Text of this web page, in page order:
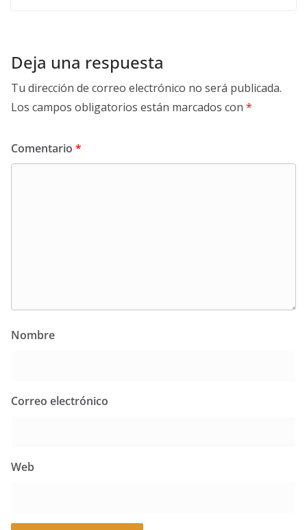
Deja una respuesta
Tu dirección de correo electrónico no será publicada.
Los campos obligatorios están marcados con *
Comentario *
Nombre
Correo electrónico
Web